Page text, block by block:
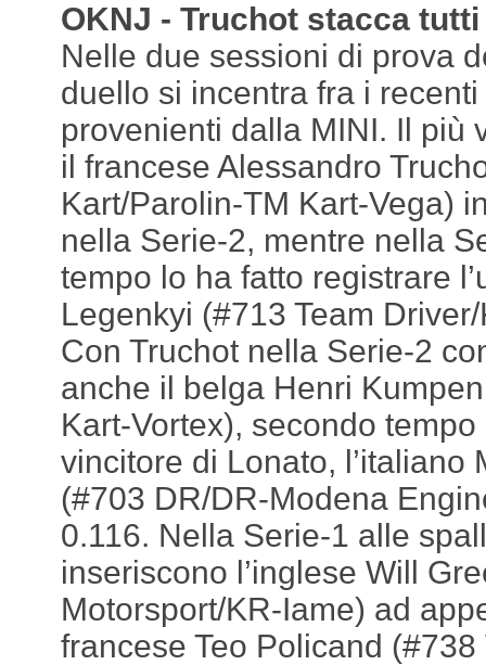
OKNJ - Truchot stacca tutti
Nelle due sessioni di prova
duello si incentra fra i
provenienti dalla MINI. Il più
il francese Alessandro
Kart/Parolin-TM Kart-Vega)
nella Serie-2, mentre nella
tempo lo ha fatto registrare
Legenkyi (#713 Team
Con Truchot nella Serie-2
anche il belga Henri
Kart-Vortex), secondo
vincitore di Lonato, l’italiano
(#703 DR/DR-Modena
0.116. Nella Serie-1 alle
inseriscono l’inglese Will
Motorsport/KR-Iame) ad
francese Teo Policand